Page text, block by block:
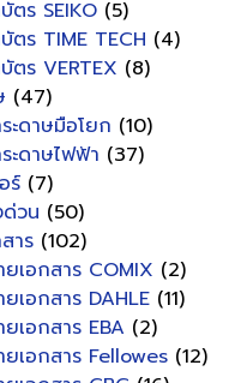
ตร SEIKO (5)
ตร TIME TECH (4)
ตร VERTEX (8)
(47)
ะดาษมือโยก (10)
ะดาษไฟฟ้า (37)
ร์ (7)
ด่วน (50)
าร (102)
ยเอกสาร COMIX (2)
ยเอกสาร DAHLE (11)
ยเอกสาร EBA (2)
ยเอกสาร Fellowes (12)